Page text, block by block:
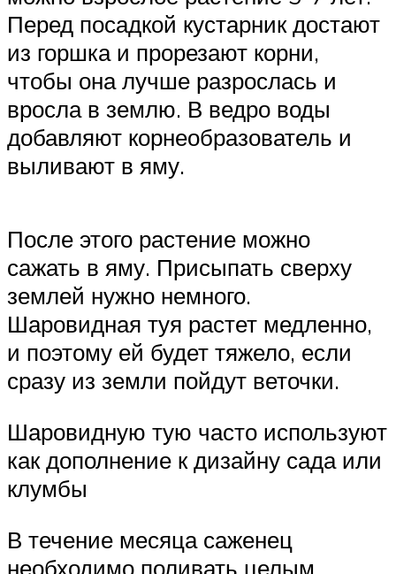
Перед посадкой кустарник достают
из горшка и прорезают корни,
чтобы она лучше разрослась и
вросла в землю. В ведро воды
добавляют корнеобразователь и
выливают в яму.
После этого растение можно
сажать в яму. Присыпать сверху
землей нужно немного.
Шаровидная туя растет медленно,
и поэтому ей будет тяжело, если
сразу из земли пойдут веточки.
Шаровидную тую часто используют
как дополнение к дизайну сада или
клумбы
В течение месяца саженец
необходимо поливать целым